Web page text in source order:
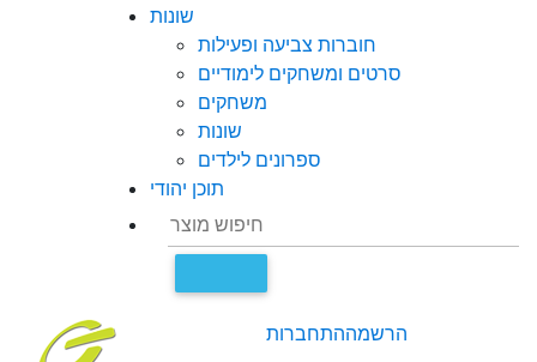
שונות
חוברות צביעה ופעילות
סרטים ומשחקים לימודיים
משחקים
שונות
ספרונים לילדים
תוכן יהודי
התחברותהרשמה